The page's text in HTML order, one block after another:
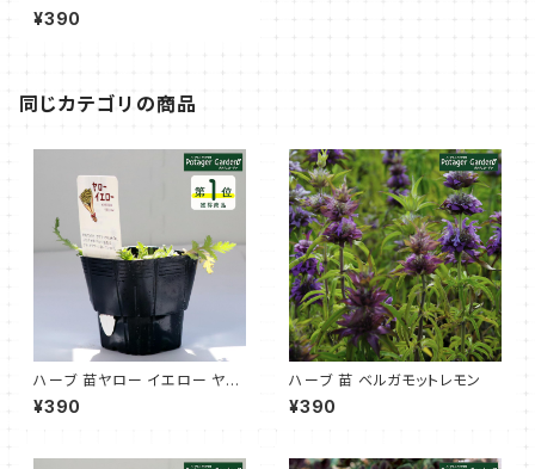
¥390
同じカテゴリの商品
ハーブ 苗ヤロー イエロー ヤロ
ウ
¥390
ハーブ 苗 ベルガモットレモン
¥390